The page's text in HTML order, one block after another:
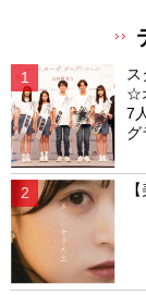
☆
7
グ